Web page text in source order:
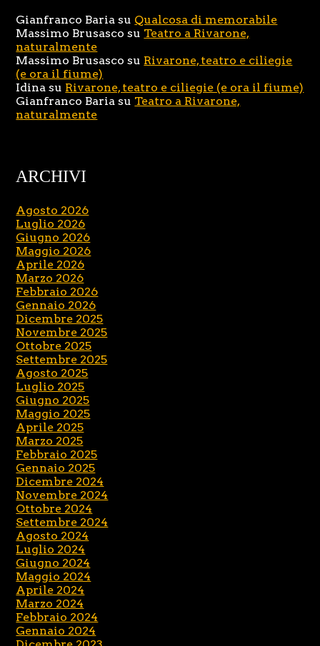
Gianfranco Baria su Qualcosa di memorabile
Massimo Brusasco su Teatro a Rivarone,
naturalmente
Massimo Brusasco su Rivarone, teatro e ciliegie
(e ora il fiume)
Idina su Rivarone, teatro e ciliegie (e ora il fiume)
Gianfranco Baria su Teatro a Rivarone,
naturalmente
ARCHIVI
Agosto 2026
Luglio 2026
Giugno 2026
Maggio 2026
Aprile 2026
Marzo 2026
Febbraio 2026
Gennaio 2026
Dicembre 2025
Novembre 2025
Ottobre 2025
Settembre 2025
Agosto 2025
Luglio 2025
Giugno 2025
Maggio 2025
Aprile 2025
Marzo 2025
Febbraio 2025
Gennaio 2025
Dicembre 2024
Novembre 2024
Ottobre 2024
Settembre 2024
Agosto 2024
Luglio 2024
Giugno 2024
Maggio 2024
Aprile 2024
Marzo 2024
Febbraio 2024
Gennaio 2024